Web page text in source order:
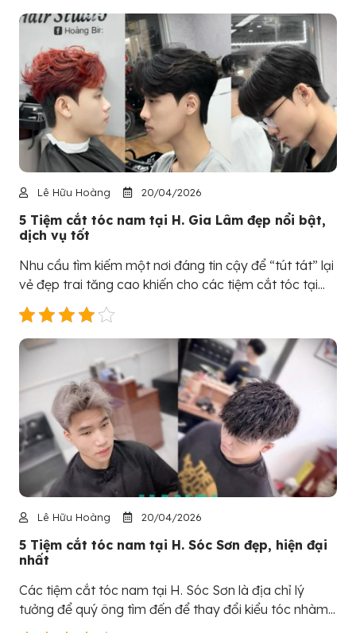
Lê Hữu Hoàng 20/04/2026
5 Tiệm cắt tóc nam tại H. Gia Lâm đẹp nổi bật,
dịch vụ tốt
Nhu cầu tìm kiếm một nơi đáng tin cậy để “tút tát” lại
vẻ đẹp trai tăng cao khiến cho các tiệm cắt tóc tại...
Lê Hữu Hoàng 20/04/2026
5 Tiệm cắt tóc nam tại H. Sóc Sơn đẹp, hiện đại
nhất
Các tiệm cắt tóc nam tại H. Sóc Sơn là địa chỉ lý
tưởng để quý ông tìm đến để thay đổi kiểu tóc nhàm...